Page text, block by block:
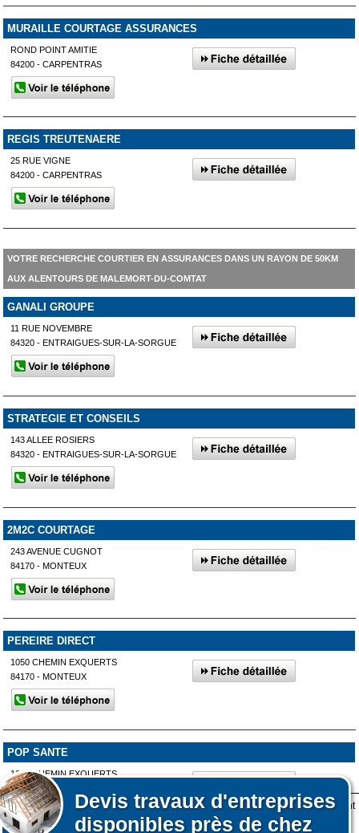
Devis travaux d'entreprises
disponibles près de chez
MURAILLE COURTAGE ASSURANCES
ROND POINT AMITIE
84200 - CARPENTRAS
REGIS TREUTENAERE
25 RUE VIGNE
84200 - CARPENTRAS
VOTRE RECHERCHE COURTIER EN ASSURANCES DANS UN RAYON DE 50KM
AUX ALENTOURS DE MALEMORT-DU-COMTAT
GANALI GROUPE
11 RUE NOVEMBRE
84320 - ENTRAIGUES-SUR-LA-SORGUE
STRATEGIE ET CONSEILS
143 ALLEE ROSIERS
84320 - ENTRAIGUES-SUR-LA-SORGUE
2M2C COURTAGE
243 AVENUE CUGNOT
84170 - MONTEUX
PEREIRE DIRECT
1050 CHEMIN EXQUERTS
84170 - MONTEUX
POP SANTE
1050 CHEMIN EXQUERTS
84170 - MONTEUX
Lors de votre visite sur notre site des fichiers informatiques nommés cookies sont
déposés sur votre terminal. Ces cookies sont utilisés pour la navigation, le